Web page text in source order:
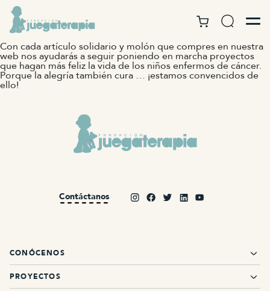
Con cada artículo solidario y molón que compres en nuestra
web nos ayudarás a seguir poniendo en marcha proyectos
que hagan más feliz la vida de los niños enfermos de cáncer.
Porque la alegría también cura … ¡estamos convencidos de
ello!
Contáctanos
CONÓCENOS
PROYECTOS